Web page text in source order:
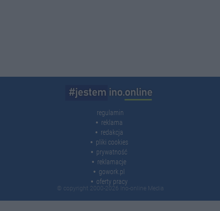
regulamin
reklama
redakcja
pliki cookies
prywatność
reklamacje
gowork.pl
oferty pracy
© copyright 2000-2026 Ino-online Media